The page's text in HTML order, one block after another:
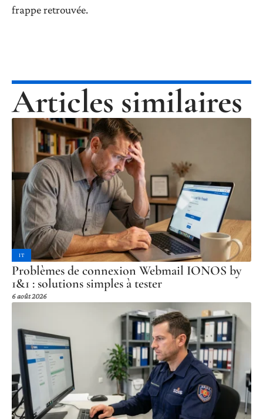
frappe retrouvée.
Articles similaires
IT
Problèmes de connexion Webmail IONOS by
1&1 : solutions simples à tester
6 août 2026